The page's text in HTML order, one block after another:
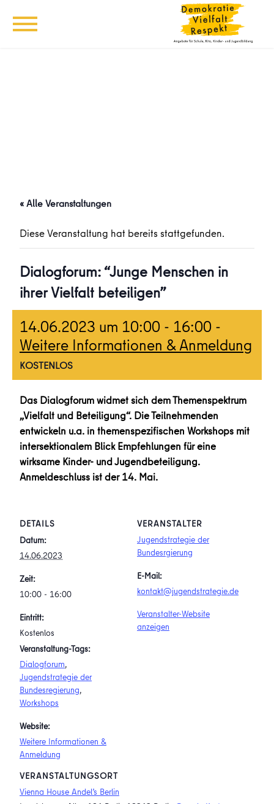
« Alle Veranstaltungen
Diese Veranstaltung hat bereits stattgefunden.
Dialogforum: “Junge Menschen in
ihrer Vielfalt beteiligen”
14.06.2023 um 10:00 - 16:00 -
Weitere Informationen & Anmeldung
KOSTENLOS
Das Dialogforum widmet sich dem Themenspektrum
„Vielfalt und Beteiligung“. Die Teilnehmenden
entwickeln u.a. in themenspezifischen Workshops mit
intersektionalem Blick Empfehlungen für eine
wirksame Kinder- und Jugendbeteiligung.
Anmeldeschluss ist der 14. Mai.
DETAILS
Datum:
14.06.2023
Zeit:
10:00 - 16:00
Eintritt:
Kostenlos
Veranstaltung-Tags:
Dialogforum,
Jugendstrategie der
Bundesregierung,
Workshops
Website:
Weitere Informationen &
Anmeldung
VERANSTALTUNGSORT
Vienna House Andel’s Berlin
VERANSTALTER
Jugendstrategie der
Bundesrgierung
E-Mail:
kontakt@jugendstrategie.de
Veranstalter-Website
anzeigen